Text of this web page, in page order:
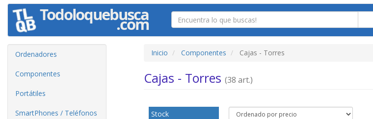
Ordenadores
Componentes
Portátiles
SmartPhones / Teléfonos
Inicio Componentes Cajas - Torres
Cajas - Torres (38 art.)
Stock